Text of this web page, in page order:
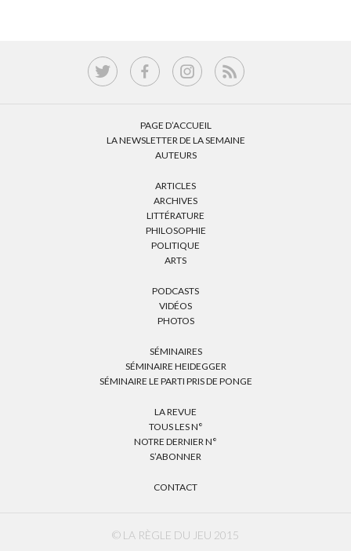
PAGE D’ACCUEIL
LA NEWSLETTER DE LA SEMAINE
AUTEURS
ARTICLES
ARCHIVES
LITTÉRATURE
PHILOSOPHIE
POLITIQUE
ARTS
PODCASTS
VIDÉOS
PHOTOS
SÉMINAIRES
SÉMINAIRE HEIDEGGER
SÉMINAIRE LE PARTI PRIS DE PONGE
LA REVUE
TOUS LES N°
NOTRE DERNIER N°
S’ABONNER
CONTACT
© LA RÈGLE DU JEU 2015